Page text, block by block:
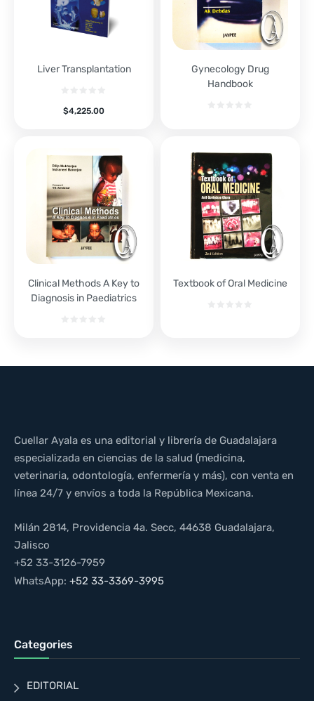
Liver Transplantation
$4,225.00
Gynecology Drug
Handbook
Clinical Methods A Key to
Diagnosis in Paediatrics
Textbook of Oral Medicine
Cuellar Ayala es una editorial y librería de Guadalajara
especializada en ciencias de la salud (medicina,
veterinaria, odontología, enfermería y más), con venta en
línea 24/7 y envíos a toda la República Mexicana.
Milán 2814, Providencia 4a. Secc, 44638 Guadalajara,
Jalisco
+52 33-3126-7959
WhatsApp: +52 33-3369-3995
Categories
EDITORIAL